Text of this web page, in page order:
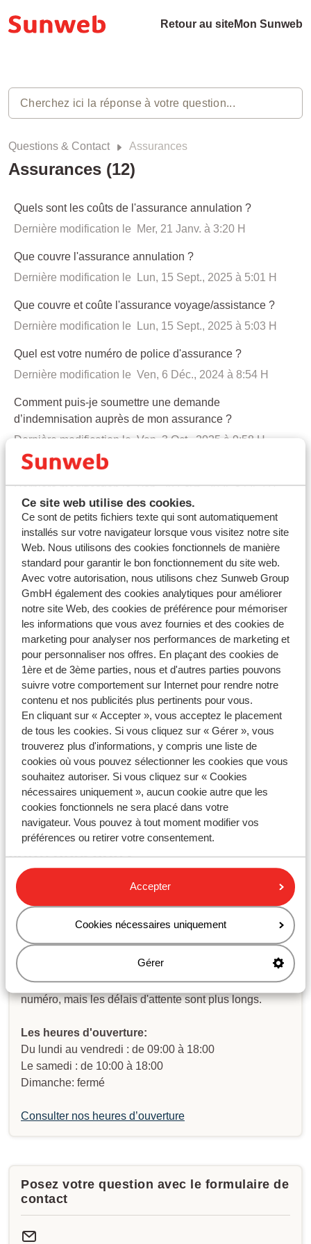
Ce site web utilise des cookies.
Ce sont de petits fichiers texte qui sont automatiquement
installés sur votre navigateur lorsque vous visitez notre site
Web. Nous utilisons des cookies fonctionnels de manière
standard pour garantir le bon fonctionnement du site web.
Avec votre autorisation, nous utilisons chez Sunweb Group
GmbH également des cookies analytiques pour améliorer
notre site Web, des cookies de préférence pour mémoriser
les informations que vous avez fournies et des cookies de
marketing pour analyser nos performances de marketing et
pour personnaliser nos offres. En plaçant des cookies de
1ère et de 3ème parties, nous et d'autres parties pouvons
suivre votre comportement sur Internet pour rendre notre
contenu et nos publicités plus pertinents pour vous.
En cliquant sur « Accepter », vous acceptez le placement
de tous les cookies. Si vous cliquez sur « Gérer », vous
trouverez plus d'informations, y compris une liste de
cookies où vous pouvez sélectionner les cookies que vous
souhaitez autoriser. Si vous cliquez sur « Cookies
nécessaires uniquement », aucun cookie autre que les
cookies fonctionnels ne sera placé dans votre
navigateur. Vous pouvez à tout moment modifier vos
préférences ou retirer votre consentement.
Accepter
Cookies nécessaires uniquement
Gérer
Retour au siteMon Sunweb
Questions & Contact Assurances
Assurances (12)
Quels sont les coûts de l'assurance annulation ?
Dernière modification le Mer, 21 Janv. à 3:20 H
Que couvre l'assurance annulation ?
Dernière modification le Lun, 15 Sept., 2025 à 5:01 H
Que couvre et coûte l'assurance voyage/assistance ?
Dernière modification le Lun, 15 Sept., 2025 à 5:03 H
Quel est votre numéro de police d'assurance ?
Dernière modification le Ven, 6 Déc., 2024 à 8:54 H
Comment puis-je soumettre une demande
d’indemnisation auprès de mon assurance ?
Dernière modification le Ven, 3 Oct., 2025 à 9:58 H
Avez-vous besoin d'un formulaire 111 ?
Dernière modification le Ven, 28 Févr., 2025 à 5:52 H
Avez-vous besoin d'une couverture mondiale ?
Dernière modification le Ven, 6 Déc., 2024 à 8:54 H
Êtes-vous assuré lorsque vous faites du hors-piste ?
Dernière modification le Ven, 6 Déc., 2024 à 8:53 H
Jusqu'à quand pouvez-vous réserver une assurance
annulation ou une assurance voyage ?
Dernière modification le Ven, 6 Déc., 2024 à 8:54 H
Pouvez-vous annuler une assurance annulation et/ou
une assurance voyage ?
Dernière modification le Mar, 11 Mars, 2025 à 1:40 H
< Précédent 1 2 Suivant >
Vous n'avez pas trouvé la réponse à
votre question?
Contactez-nous par WhatsApp !
Envoyez-nous un message WhatsApp au
+33184886101. Vous pouvez nous appeler au même
numéro, mais les délais d'attente sont plus longs.
Les heures d'ouverture:
Du lundi au vendredi : de 09:00 à 18:00
Le samedi : de 10:00 à 18:00
Dimanche: fermé
Consulter nos heures d’ouverture
Posez votre question avec le formulaire de
contact